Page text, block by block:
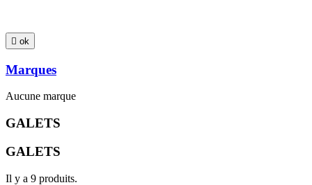
 ok
Marques
Aucune marque
GALETS
GALETS
Il y a 9 produits.